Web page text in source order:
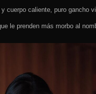
cuerpo caliente, puro gancho
le prenden más morbo al